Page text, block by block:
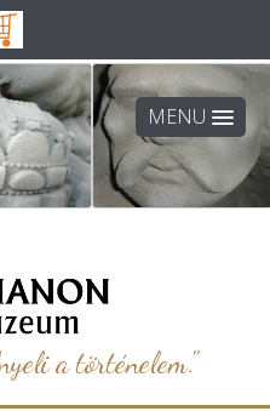
MENU
a történelem."